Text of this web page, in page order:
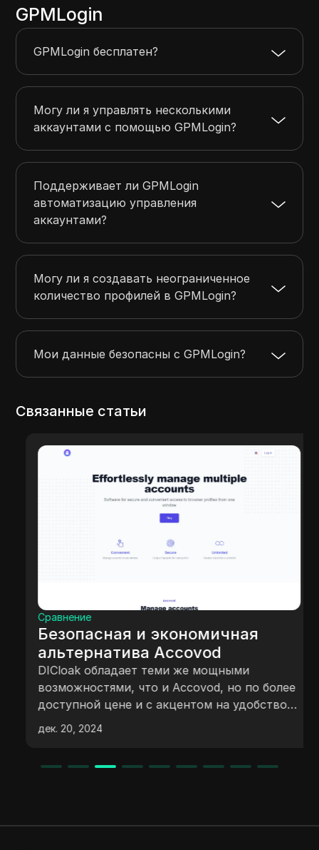
GPMLogin
GPMLogin бесплатен?
Могу ли я управлять несколькими
аккаунтами с помощью GPMLogin?
Поддерживает ли GPMLogin
автоматизацию управления
аккаунтами?
Могу ли я создавать неограниченное
количество профилей в GPMLogin?
Мои данные безопасны с GPMLogin?
Связанные статьи
Сравнение
Безопасная и экономичная
альтернатива Accovod
DICloak обладает теми же мощными
возможностями, что и Accovod, но по более
доступной цене и с акцентом на удобство
использования.
дек. 20, 2024